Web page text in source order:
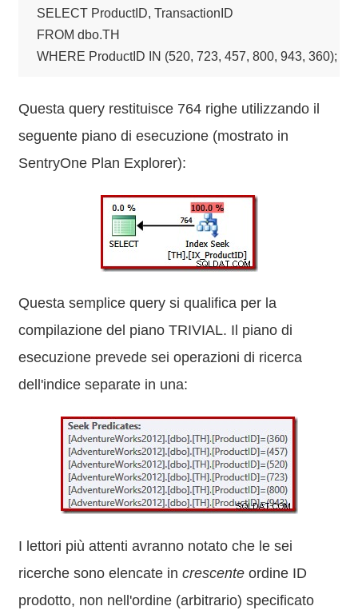
SELECT ProductID, TransactionID
FROM dbo.TH
WHERE ProductID IN (520, 723, 457, 800, 943, 360);
Questa query restituisce 764 righe utilizzando il
seguente piano di esecuzione (mostrato in
SentryOne Plan Explorer):
Questa semplice query si qualifica per la
compilazione del piano TRIVIAL. Il piano di
esecuzione prevede sei operazioni di ricerca
dell'indice separate in una:
I lettori più attenti avranno notato che le sei
ricerche sono elencate in crescenteordine ID
prodotto, non nell'ordine (arbitrario) specificato